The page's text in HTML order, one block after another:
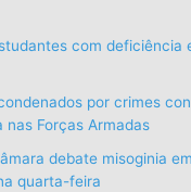
com deficiência
por crimes
nas Forças Armadas
debate misoginia
quarta-feira